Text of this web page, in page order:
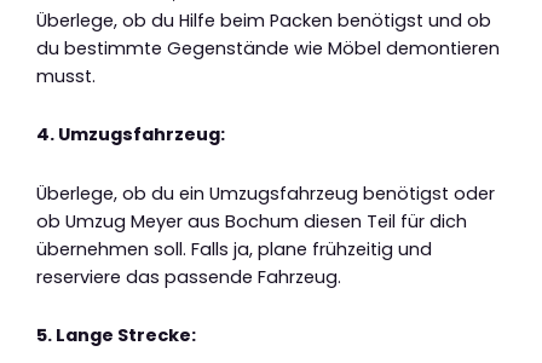
Überlege, ob du Hilfe beim Packen benötigst und ob
du bestimmte Gegenstände wie Möbel demontieren
musst.
4. Umzugsfahrzeug:
Überlege, ob du ein Umzugsfahrzeug benötigst oder
ob Umzug Meyer aus Bochum diesen Teil für dich
übernehmen soll. Falls ja, plane frühzeitig und
reserviere das passende Fahrzeug.
5. Lange Strecke: